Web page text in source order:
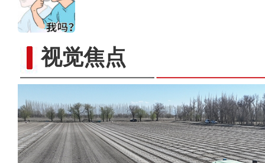
视觉焦点
大美边疆看我家丨海拔4200米